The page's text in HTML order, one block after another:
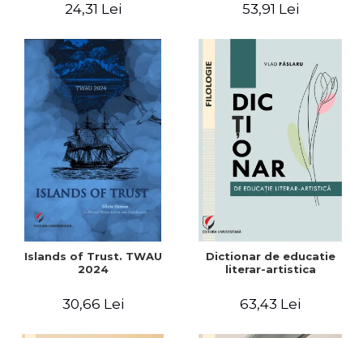
24,31 Lei 53,91 Lei
Islands of Trust. TWAU
2024
30,66 Lei
Dictionar de educatie
literar-artistica
63,43 Lei